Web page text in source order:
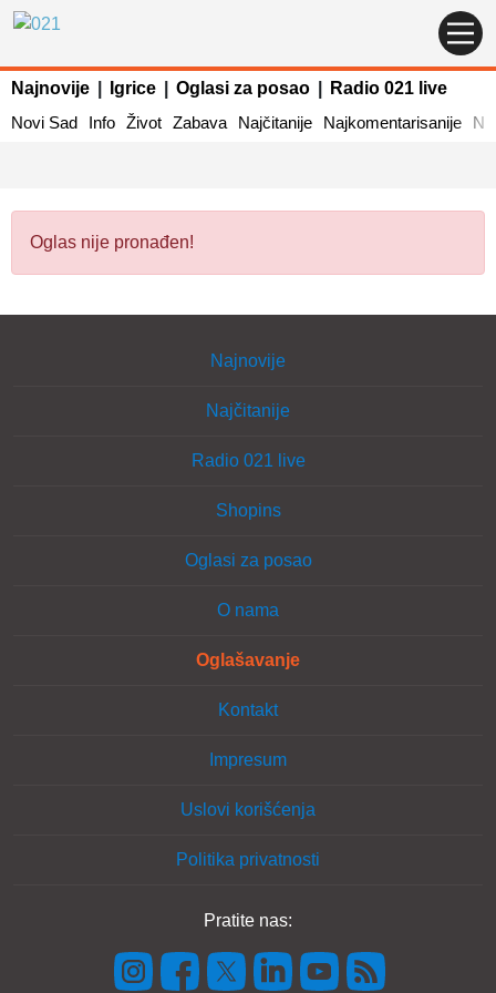
Najnovije Igrice Oglasi za posao
Radio 021 live
Novi Sad
Info Život Zabava Najčitanije Najkomentarisanije
Oglas nije pronađen!
Najnovije
Najčitanije
Radio 021 live
Shopins
Oglasi za posao
O nama
Oglašavanje
Kontakt
Impresum
Uslovi korišćenja
Politika privatnosti
Pratite nas: